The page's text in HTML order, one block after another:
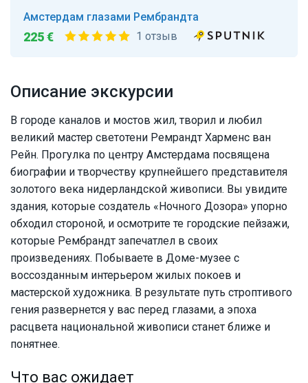
Описание экскурсии
В городе каналов и мостов жил, творил и любил
великий мастер светотени Ремрандт Харменс ван
Рейн. Прогулка по центру Амстердама посвящена
биографии и творчеству крупнейшего представителя
золотого века нидерландской живописи. Вы увидите
здания, которые создатель «Ночного Дозора» упорно
обходил стороной, и осмотрите те городские пейзажи,
которые Рембрандт запечатлел в своих
произведениях. Побываете в Доме-музее с
воссозданным интерьером жилых покоев и
мастерской художника. В результате путь строптивого
гения развернется у вас перед глазами, а эпоха
расцвета национальной живописи станет ближе и
понятнее.
Что вас ожидает
Амстердам глазами Рембрандта
225 € 1 отзыв